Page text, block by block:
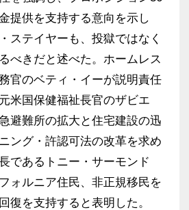
提供を支持する意向を示し
ステイヤーも、投獄ではなく
べきだと述べた。ホームレス
官のベティ・イーが説明責任
米国保健福祉長官のザビエ
避難所の拡大と住宅建設の迅
ング・許認可法の改革を求め
であるトニー・サーモンド
ォルニア住民、非正規移民を
復を支持すると表明した。